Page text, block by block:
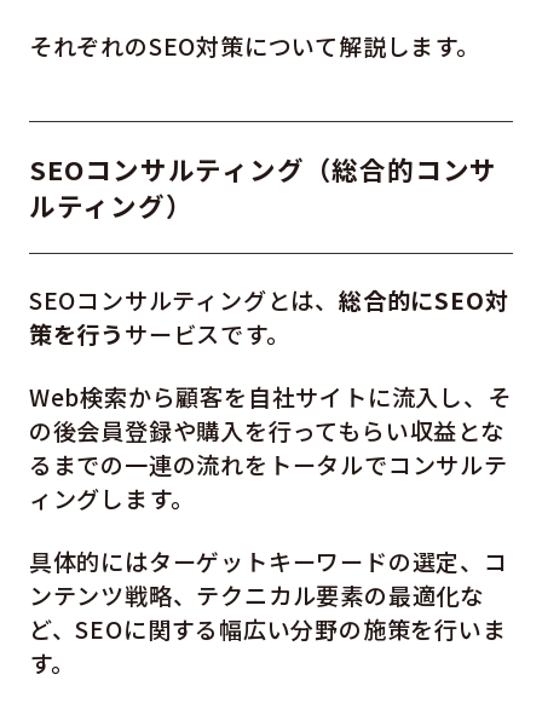
それぞれのSEO対策について解説します。
SEOコンサルティング（総合的コンサ
ルティング）
SEOコンサルティングとは、総合的にSEO対
策を行うサービスです。
Web検索から顧客を自社サイトに流入し、そ
の後会員登録や購入を行ってもらい収益とな
るまでの一連の流れをトータルでコンサルテ
ィングします。
具体的にはターゲットキーワードの選定、コ
ンテンツ戦略、テクニカル要素の最適化な
ど、SEOに関する幅広い分野の施策を行いま
す。